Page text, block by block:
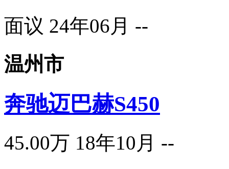
面议 24年06月 --
温州市
奔驰迈巴赫S450
45.00万 18年10月 --